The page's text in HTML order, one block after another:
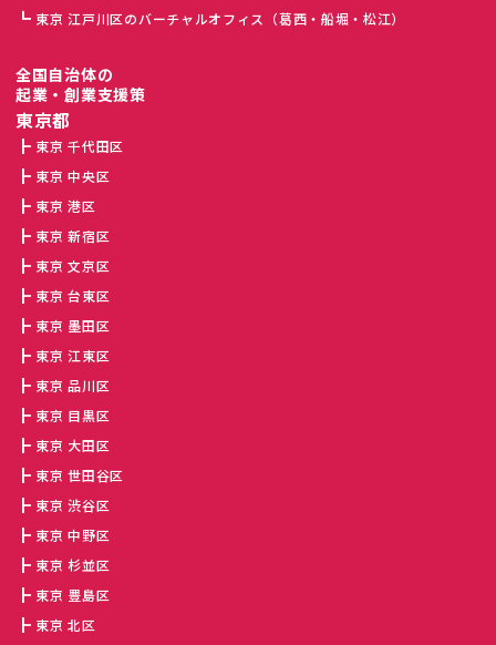
東京 江戸川区のバーチャルオフィス（葛西・船堀・松江）
全国自治体の
起業・創業支援策
東京都
東京 千代田区
東京 中央区
東京 港区
東京 新宿区
東京 文京区
東京 台東区
東京 墨田区
東京 江東区
東京 品川区
東京 目黒区
東京 大田区
東京 世田谷区
東京 渋谷区
東京 中野区
東京 杉並区
東京 豊島区
東京 北区